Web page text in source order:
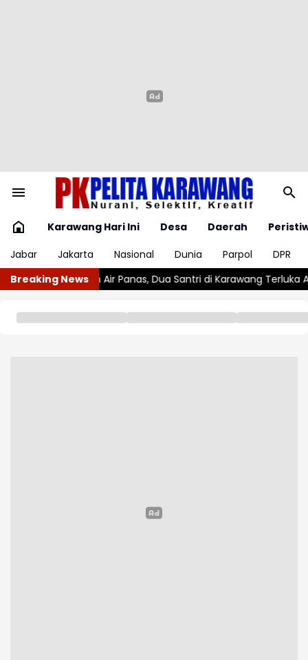
Karawang Hari Ini Desa Daerah
Jabar
Jakarta Nasional Dunia Parpol
DPR
Breaking News
Santri di Karawang Terluka Akibat Aksi Oknum Linmas